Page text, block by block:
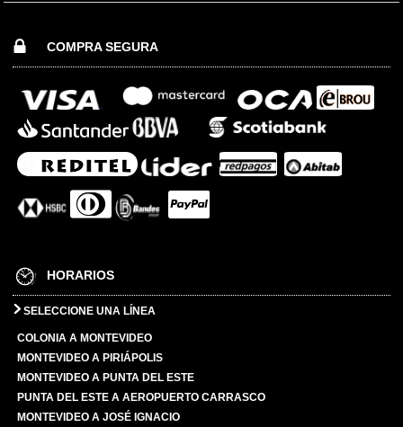
COMPRA SEGURA
HORARIOS
SELECCIONE UNA LÍNEA
COLONIA A MONTEVIDEO
MONTEVIDEO A PIRIÁPOLIS
MONTEVIDEO A PUNTA DEL ESTE
PUNTA DEL ESTE A AEROPUERTO CARRASCO
MONTEVIDEO A JOSÉ IGNACIO